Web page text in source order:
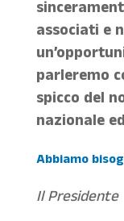
associati e
parleremo
spicco del
nazionale
Abbiamo
Il Presidente